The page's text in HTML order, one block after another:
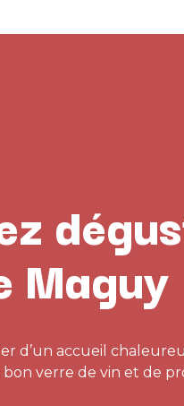
Maguy
d’un accueil
bon verre de vin et de